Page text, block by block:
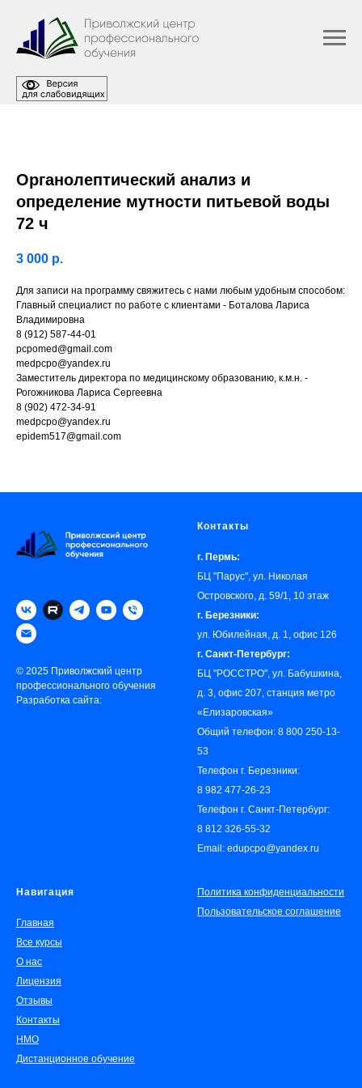
Органолептический анализ и
определение мутности питьевой воды
72 ч
3 000 р.
Для записи на программу свяжитесь с нами любым удобным способом:
Главный специалист по работе с клиентами - Боталова Лариса
Владимировна
8 (912) 587-44-01
pcpomed@gmail.com
medpcpo@yandex.ru
Заместитель директора по медицинскому образованию, к.м.н. -
Рогожникова Лариса Сергеевна
8 (902) 472-34-91
medpcpo@yandex.ru
epidem517@gmail.com
© 2025 Приволжский центр
профессионального обучения
Разработка сайта:
Контакты
г. Пермь:
БЦ "Парус", ул. Николая
Островского, д. 59/1, 10 этаж
г. Березники:
ул. Юбилейная, д. 1, офис 126
г. Санкт-Петербург:
БЦ "РОССТРО", ул. Бабушкина,
д. 3, офис 207, станция метро
«‎Елизаровская»
Общий телефон: 8 800 250-13-
53
Телефон г. Березники:
8 982 477-26-23
Телефон г. Санкт-Петербург:
8 812 326-55-32
Email: edupcpo@yandex.ru
Навигация
Главная
Все курсы
О нас
Лицензия
Отзывы
Контакты
НМО
Дистанционное обучение
Политика конфиденциальности
Пользовательское соглашение